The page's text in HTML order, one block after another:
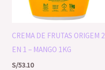
CREMA DE FRUTAS ORIGEM 2
EN 1 – MANGO 1KG
S/53.10